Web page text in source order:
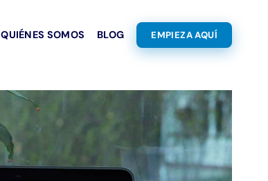
QUIÉNES SOMOS BLOG EMPIEZA AQUÍ